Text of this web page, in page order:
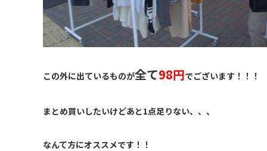
この外に出ているものが全て98円でございます！！！
まとめ買いしたいけどあと1点足りない、、、
なんて方にオススメです！！